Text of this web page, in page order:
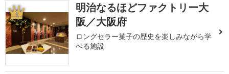
1
明治なるほどファクトリー大
阪／大阪府
ロングセラー菓子の歴史を楽しみながら学
べる施設